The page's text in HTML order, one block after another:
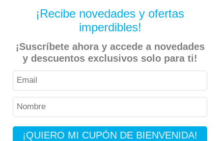
¡Recibe novedades y ofertas
imperdibles!
¡Suscríbete ahora y accede a novedades
y descuentos exclusivos solo para ti!
¡QUIERO MI CUPÓN DE BIENVENIDA!
Inicio Libros Al Fuego